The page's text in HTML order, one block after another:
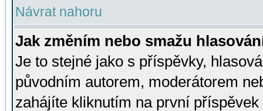
Návrat nahoru
Jak změním nebo smažu
Je to stejné jako s příspěvky,
původním autorem, moderátorem
zahájíte kliknutím na první